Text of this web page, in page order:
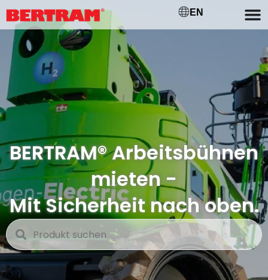
EN
BERTRAM® Arbeitsbühnen
mieten -
Mit Sicherheit nach oben.